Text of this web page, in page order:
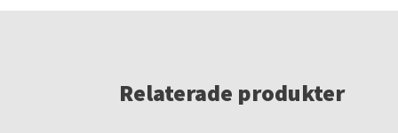
Relaterade produkter